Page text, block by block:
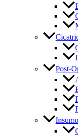
Post-